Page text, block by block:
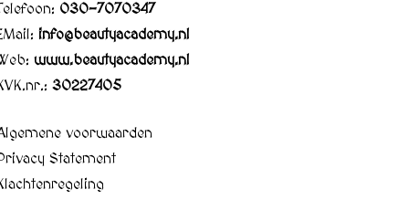
030-7070347
info@beautyacademy.nl
www.beautyacademy.nl
30227405
voorwaarden
Statement